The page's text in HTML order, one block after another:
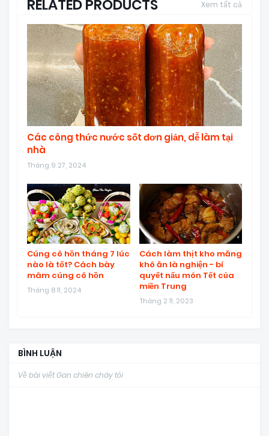
RELATED PRODUCTS Xem tất cả
Các công thức nước sốt đơn giản, dễ làm tại
nhà
Tháng 9 27, 2024
Cúng cô hồn tháng 7 lúc
nào là tốt? Cách bày
mâm cúng cô hồn
Tháng 8 11, 2024
Cách làm thịt kho măng
khô ăn là nghiện - bí
quyết nấu món Tết của
miền Trung
Tháng 2 11, 2023
BÌNH LUẬN
Về bài viết Gan chiên cháy tỏi